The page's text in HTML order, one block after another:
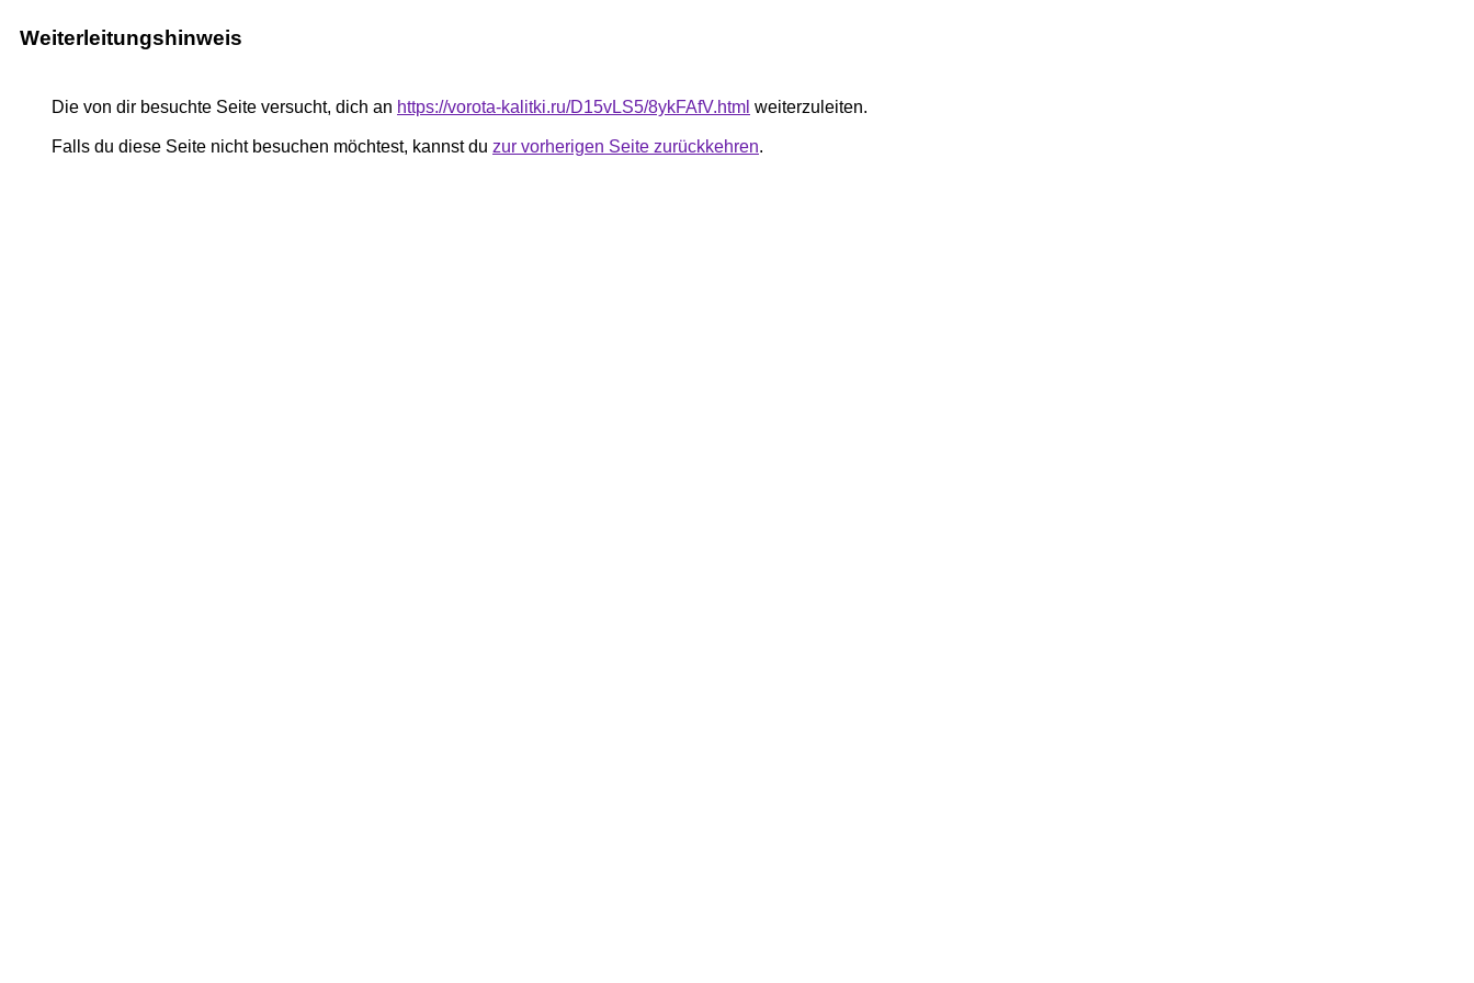
Weiterleitungshinweis
Die von dir besuchte Seite versucht, dich an https://vorota-kalitki.ru/D15vLS5/8ykFAfV.html weiterzuleiten.
Falls du diese Seite nicht besuchen möchtest, kannst du zur vorherigen Seite zurückkehren.